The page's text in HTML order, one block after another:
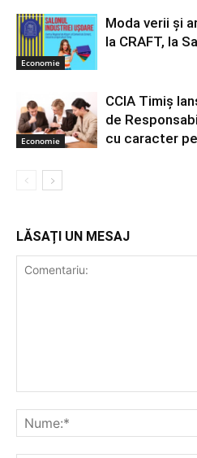
Economie
Moda verii și
la CRAFT, la
Economie
CCIA Timiș
de
cu caracter
LĂSAȚI UN MESAJ